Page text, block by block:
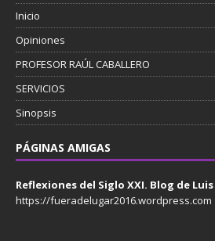
Inicio
Opiniones
PROFESOR RAÚL CABALLERO
SERVICIOS
Sinopsis
PÁGINAS AMIGAS
Reflexiones del Siglo XXI. Blog de
https://fueradelugar2016.wordpress.com